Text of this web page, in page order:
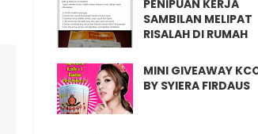
PENIPUAN KERJA
SAMBILAN MELIPAT
RISALAH DI RUMAH
MINI GIVEAWAY
BY SYIERA FIRDAUS